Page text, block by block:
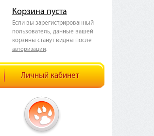
Корзина пуста
Если вы зарегистрированный
пользователь, данные вашей
корзины станут видны после
авторизации.
Личный кабинет